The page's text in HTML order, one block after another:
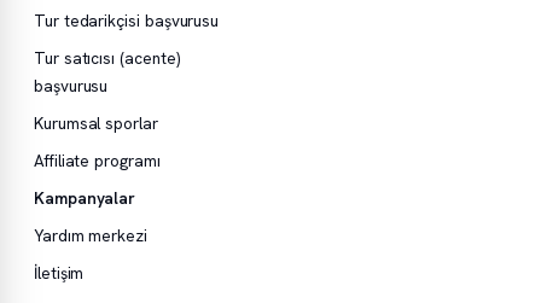
Tur tedarikçisi başvurusu
Tur satıcısı (acente)
başvurusu
Kurumsal sporlar
Affiliate programı
Kampanyalar
Yardım merkezi
İletişim